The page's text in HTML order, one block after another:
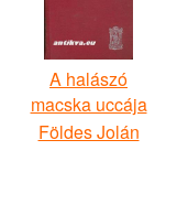
A halászó
macska uccája
Földes Jolán